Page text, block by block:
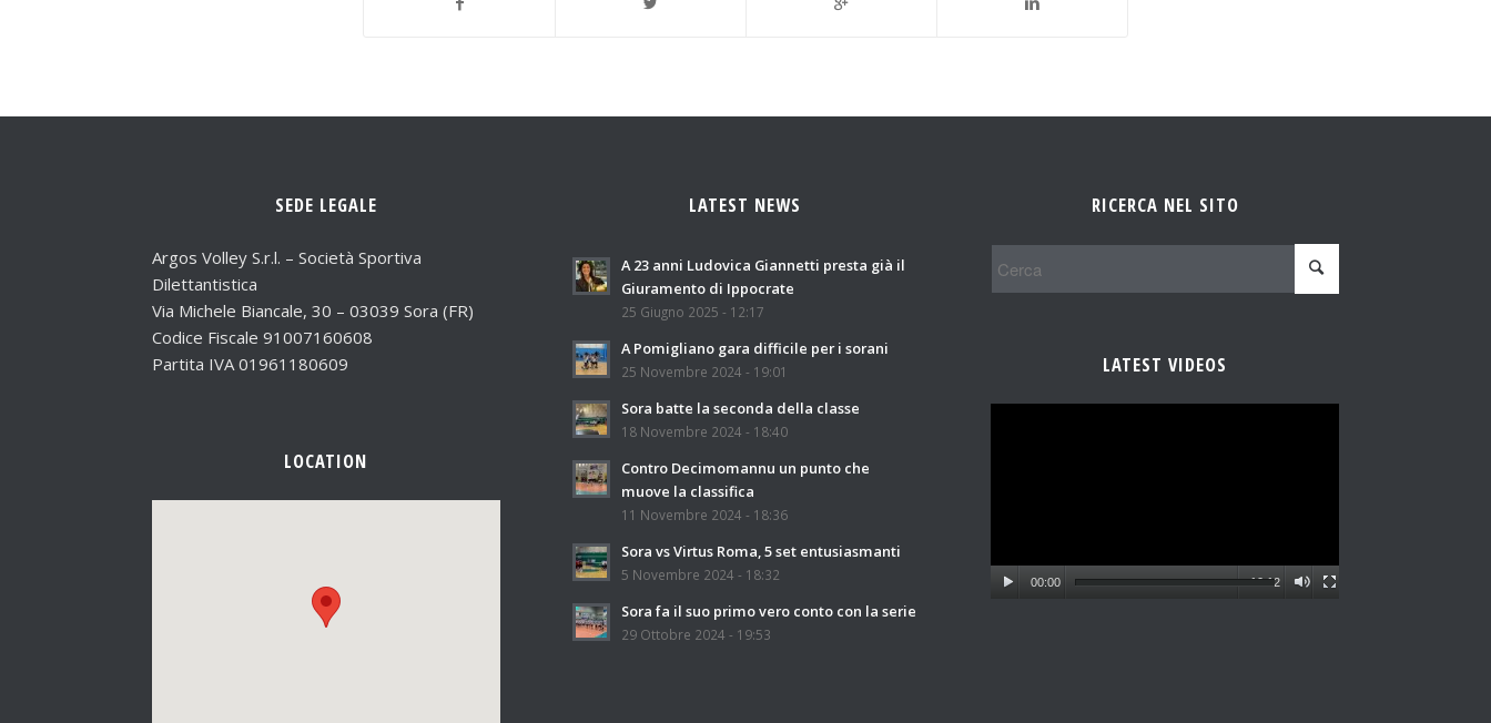
SEDE LEGALE
Argos Volley S.r.l. – Società Sportiva
Dilettantistica
Via Michele Biancale, 30 – 03039 Sora (FR)
Codice Fiscale 91007160608
Partita IVA 01961180609
LOCATION
LATEST NEWS
A 23 anni Ludovica Giannetti presta già il
Giuramento di Ippocrate
25 Giugno 2025 - 12:17
A Pomigliano gara difficile per i sorani
25 Novembre 2024 - 19:01
Sora batte la seconda della classe
18 Novembre 2024 - 18:40
Contro Decimomannu un punto che
muove la classifica
11 Novembre 2024 - 18:36
Sora vs Virtus Roma, 5 set entusiasmanti
5 Novembre 2024 - 18:32
Sora fa il suo primo vero conto con la serie
29 Ottobre 2024 - 19:53
RICERCA NEL SITO
LATEST VIDEOS
00:00 10:12